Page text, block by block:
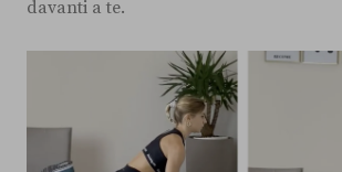
davanti a te.